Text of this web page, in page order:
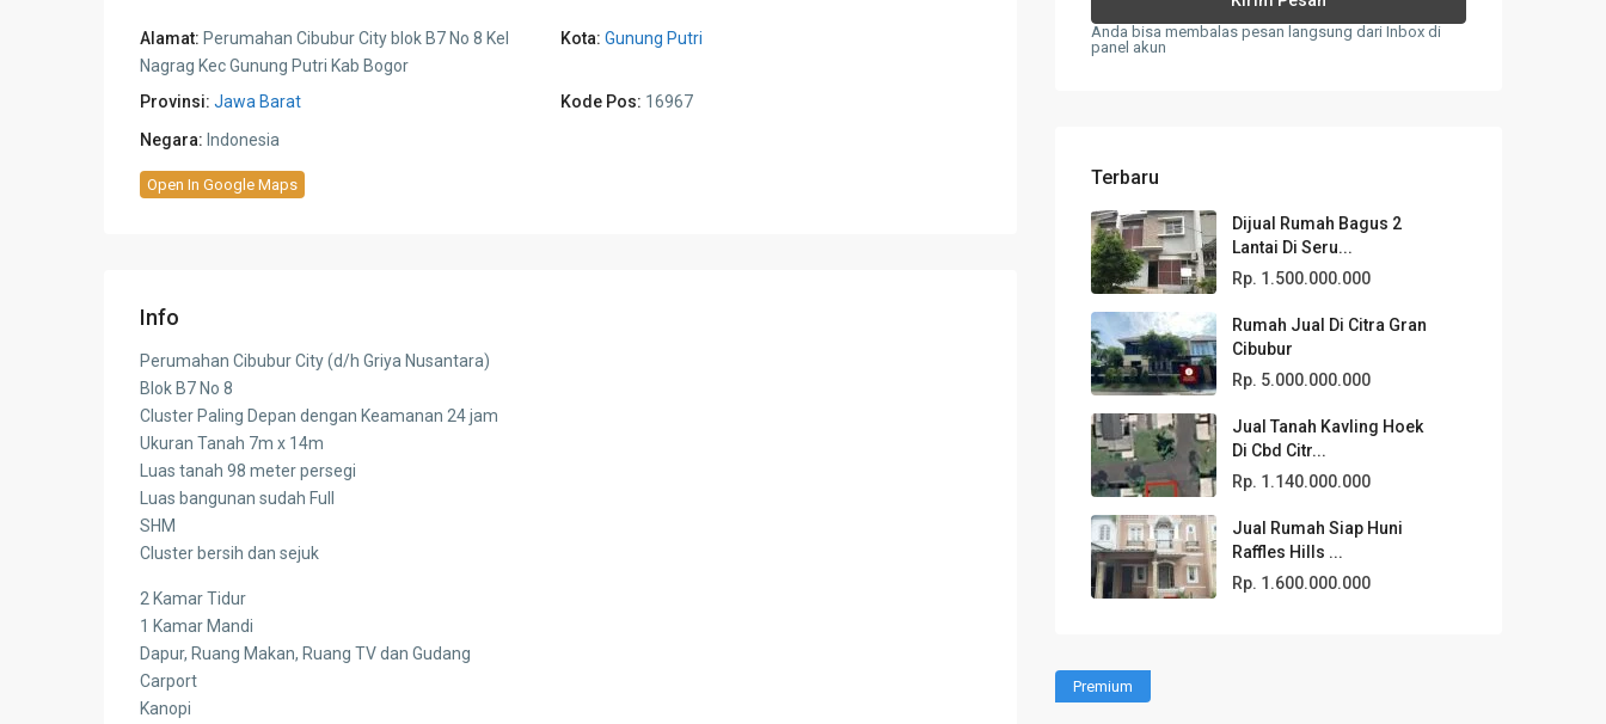
Alamat: Perumahan Cibubur City blok B7 No 8 Kel
Nagrag Kec Gunung Putri Kab Bogor
Kota: Gunung Putri
Provinsi: Jawa Barat Kode Pos: 16967
Negara: Indonesia
Open In Google Maps
Info
Perumahan Cibubur City (d/h Griya Nusantara)
Blok B7 No 8
Cluster Paling Depan dengan Keamanan 24 jam
Ukuran Tanah 7m x 14m
Luas tanah 98 meter persegi
Luas bangunan sudah Full
SHM
Cluster bersih dan sejuk
2 Kamar Tidur
1 Kamar Mandi
Dapur, Ruang Makan, Ruang TV dan Gudang
Carport
Kanopi
Anda bisa membalas pesan langsung dari Inbox di
panel akun
Terbaru
Dijual Rumah Bagus 2
Lantai Di Seru...
Rp. 1.500.000.000
Rumah Jual Di Citra Gran
Cibubur
Rp. 5.000.000.000
Jual Tanah Kavling Hoek
Di Cbd Citr...
Rp. 1.140.000.000
Jual Rumah Siap Huni
Raffles Hills ...
Rp. 1.600.000.000
Premium